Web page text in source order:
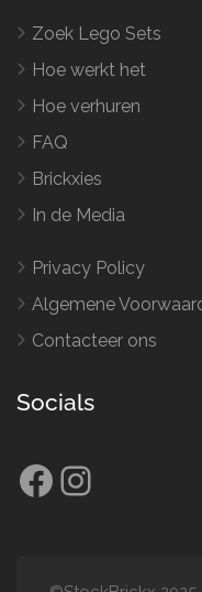
Zoek Lego Sets
Hoe werkt het
Hoe verhuren
FAQ
Brickxies
In de Media
Privacy Policy
Algemene
Contacteer ons
Socials
Facebook